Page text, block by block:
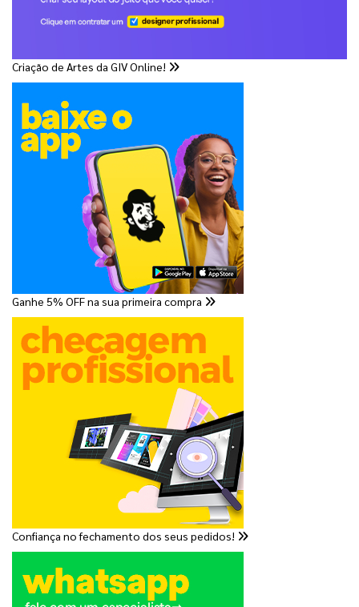
Criação de Artes da GIV Online!
Ganhe 5% OFF na sua primeira compra
Confiança no fechamento dos seus pedidos!